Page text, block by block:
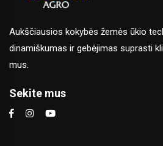
Aukščiausios kokybės žemės ūkio
dinamiškumas ir gebėjimas suprasti
mus.
Sekite mus